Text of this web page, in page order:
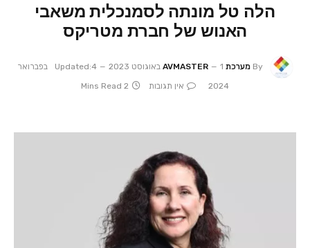
הלה טל מונתה לסמנכלית משאבי
האנוש של חברת מטריקס
By מערכת AVMASTER 1 באוגוסט 2023 Updated:
4 בפברואר
2024
אין תגובות 2 Mins Read